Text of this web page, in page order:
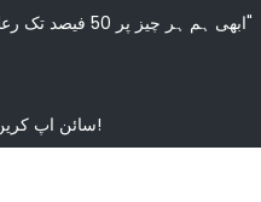
"ابھی ہم ہر چیز پر 50 فیصد تک رعایت دے رہے ہیں، تو انتظار کس بات کا؟"
سائن اپ کریں اور 50٪ تک کی رعایت کا لطف اٹھائیں!